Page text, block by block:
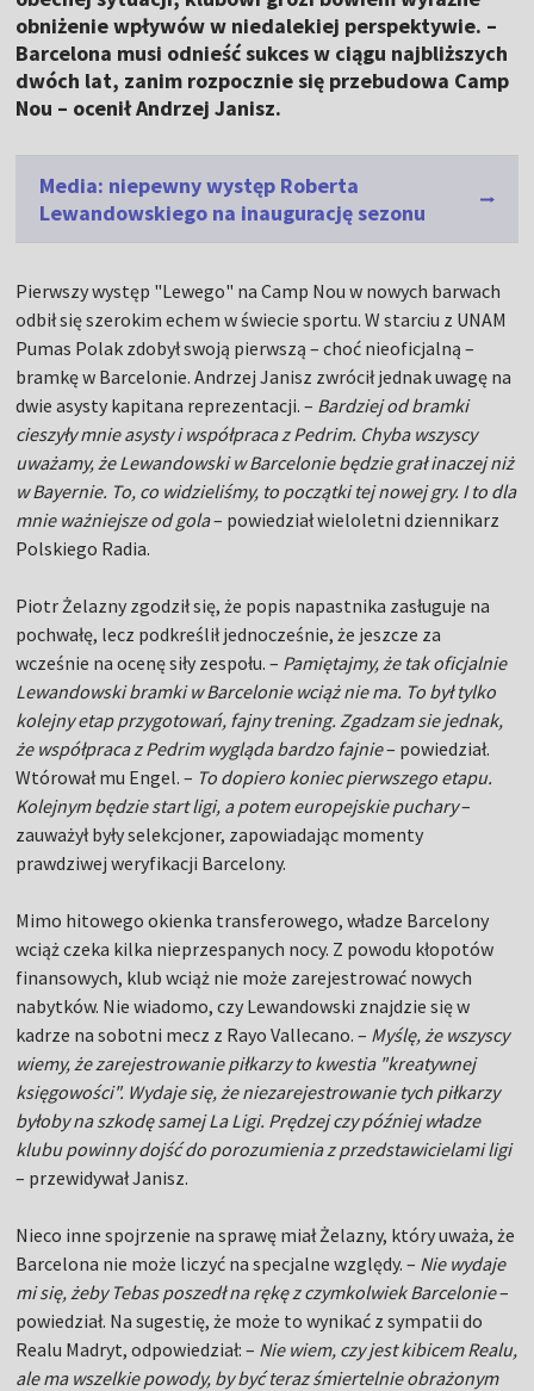
obniżenie wpływów w niedalekiej perspektywie. –
Barcelona musi odnieść sukces w ciągu najbliższych
dwóch lat, zanim rozpocznie się przebudowa Camp
Nou – ocenił Andrzej Janisz.
Media: niepewny występ Roberta
Lewandowskiego na inaugurację sezonu
Pierwszy występ "Lewego" na Camp Nou w nowych barwach
odbił się szerokim echem w świecie sportu. W starciu z UNAM
Pumas Polak zdobył swoją pierwszą – choć nieoficjalną –
bramkę w Barcelonie. Andrzej Janisz zwrócił jednak uwagę na
dwie asysty kapitana reprezentacji. – Bardziej od bramki
cieszyły mnie asysty i współpraca z Pedrim. Chyba wszyscy
uważamy, że Lewandowski w Barcelonie będzie grał inaczej niż
w Bayernie. To, co widzieliśmy, to początki tej nowej gry. I to dla
mnie ważniejsze od gola– powiedział wieloletni dziennikarz
Polskiego Radia.
Piotr Żelazny zgodził się, że popis napastnika zasługuje na
pochwałę, lecz podkreślił jednocześnie, że jeszcze za
wcześnie na ocenę siły zespołu. – Pamiętajmy, że tak oficjalnie
Lewandowski bramki w Barcelonie wciąż nie ma. To był tylko
kolejny etap przygotowań, fajny trening. Zgadzam sie jednak,
że współpraca z Pedrim wygląda bardzo fajnie– powiedział.
Wtórował mu Engel. – To dopiero koniec pierwszego etapu.
Kolejnym będzie start ligi, a potem europejskie puchary–
zauważył były selekcjoner, zapowiadając momenty
prawdziwej weryfikacji Barcelony.
Mimo hitowego okienka transferowego, władze Barcelony
wciąż czeka kilka nieprzespanych nocy. Z powodu kłopotów
finansowych, klub wciąż nie może zarejestrować nowych
nabytków. Nie wiadomo, czy Lewandowski znajdzie się w
kadrze na sobotni mecz z Rayo Vallecano. – Myślę, że wszyscy
wiemy, że zarejestrowanie piłkarzy to kwestia "kreatywnej
księgowości". Wydaje się, że niezarejestrowanie tych piłkarzy
byłoby na szkodę samej La Ligi. Prędzej czy później władze
klubu powinny dojść do porozumienia z przedstawicielami ligi
– przewidywał Janisz.
Nieco inne spojrzenie na sprawę miał Żelazny, który uważa, że
Barcelona nie może liczyć na specjalne względy. – Nie wydaje
mi się, żeby Tebas poszedł na rękę z czymkolwiek Barcelonie–
powiedział. Na sugestię, że może to wynikać z sympatii do
Realu Madryt, odpowiedział: – Nie wiem, czy jest kibicem Realu,
ale ma wszelkie powody, by być teraz śmiertelnie obrażonym